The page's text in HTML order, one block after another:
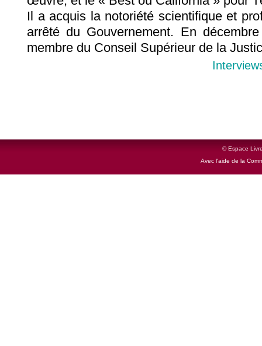
Il a acquis la notoriété scientifique et
arrêté du Gouvernement. En
membre du Conseil Supérieur de la
© Espace
Avec l'aide de la